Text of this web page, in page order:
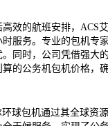
高效的航班安排，ACS
时服务。专业的包机专
。同时，公司凭借强大
的公务机包机价格，
环球包机通过其全球资